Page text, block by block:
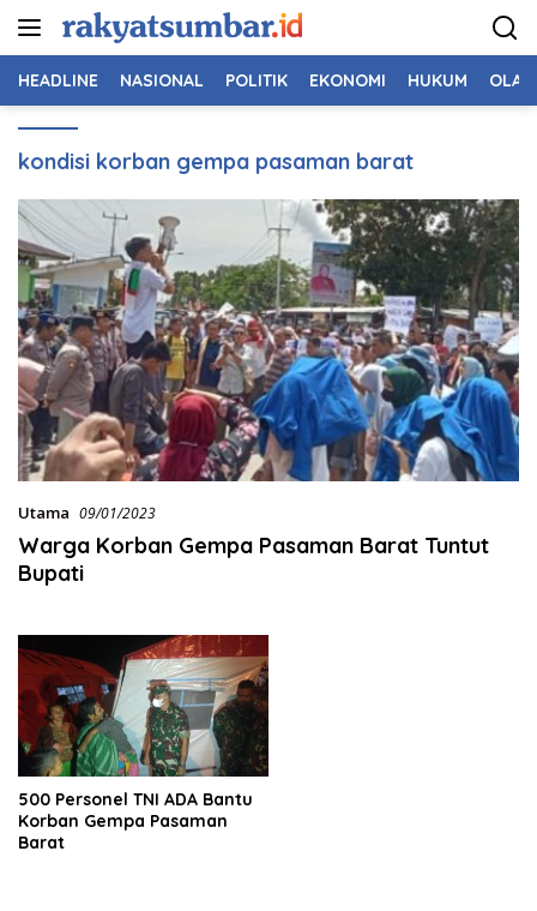
HEADLINE NASIONAL POLITIK EKONOMI HUKUM
kondisi korban gempa pasaman barat
Utama 09/01/2023
Warga Korban Gempa Pasaman Barat Tuntut
Bupati
500 Personel TNI ADA Bantu
Korban Gempa Pasaman
Barat